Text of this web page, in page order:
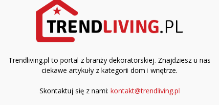
Trendliving.pl to portal z branży dekoratorskiej. Znajdziesz u nas
ciekawe artykuły z kategorii dom i wnętrze.
Skontaktuj się z nami: kontakt@trendliving.pl